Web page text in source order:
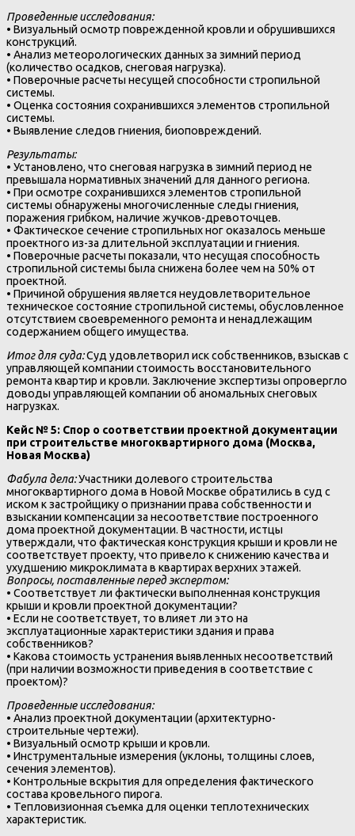
Проведенные исследования:
• Визуальный осмотр поврежденной кровли и обрушившихся
конструкций.
• Анализ метеорологических данных за зимний период
(количество осадков, снеговая нагрузка).
• Поверочные расчеты несущей способности стропильной
системы.
• Оценка состояния сохранившихся элементов стропильной
системы.
• Выявление следов гниения, биоповреждений.
Результаты:
• Установлено, что снеговая нагрузка в зимний период не
превышала нормативных значений для данного региона.
• При осмотре сохранившихся элементов стропильной
системы обнаружены многочисленные следы гниения,
поражения грибком, наличие жучков-древоточцев.
• Фактическое сечение стропильных ног оказалось меньше
проектного из-за длительной эксплуатации и гниения.
• Поверочные расчеты показали, что несущая способность
стропильной системы была снижена более чем на 50% от
проектной.
• Причиной обрушения является неудовлетворительное
техническое состояние стропильной системы, обусловленное
отсутствием своевременного ремонта и ненадлежащим
содержанием общего имущества.
Итог для суда:Суд удовлетворил иск собственников, взыскав с
управляющей компании стоимость восстановительного
ремонта квартир и кровли. Заключение экспертизы опровергло
доводы управляющей компании об аномальных снеговых
нагрузках.
Кейс № 5: Спор о соответствии проектной документации
при строительстве многоквартирного дома (Москва,
Новая Москва)
Фабула дела:Участники долевого строительства
многоквартирного дома в Новой Москве обратились в суд с
иском к застройщику о признании права собственности и
взыскании компенсации за несоответствие построенного
дома проектной документации. В частности, истцы
утверждали, что фактическая конструкция крыши и кровли не
соответствует проекту, что привело к снижению качества и
ухудшению микроклимата в квартирах верхних этажей.
Вопросы, поставленные перед экспертом:
• Соответствует ли фактически выполненная конструкция
крыши и кровли проектной документации?
• Если не соответствует, то влияет ли это на
эксплуатационные характеристики здания и права
собственников?
• Какова стоимость устранения выявленных несоответствий
(при наличии возможности приведения в соответствие с
проектом)?
Проведенные исследования:
• Анализ проектной документации (архитектурно-
строительные чертежи).
• Визуальный осмотр крыши и кровли.
• Инструментальные измерения (уклоны, толщины слоев,
сечения элементов).
• Контрольные вскрытия для определения фактического
состава кровельного пирога.
• Тепловизионная съемка для оценки теплотехнических
характеристик.